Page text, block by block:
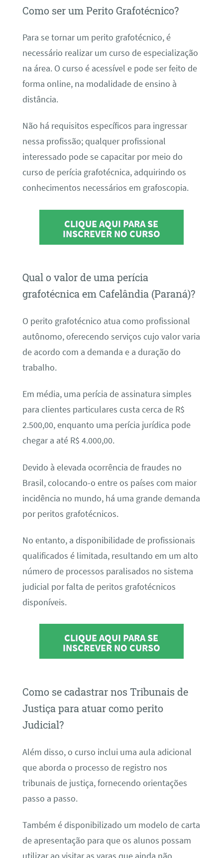
Como ser um Perito Grafotécnico?
Para se tornar um perito grafotécnico, é
necessário realizar um curso de especialização
na área. O curso é acessível e pode ser feito de
forma online, na modalidade de ensino à
distância.
Não há requisitos específicos para ingressar
nessa profissão; qualquer profissional
interessado pode se capacitar por meio do
curso de perícia grafotécnica, adquirindo os
conhecimentos necessários em grafoscopia.
CLIQUE AQUI PARA SE
INSCREVER NO CURSO
Qual o valor de uma perícia
grafotécnica em Cafelândia (Paraná)?
O perito grafotécnico atua como profissional
autônomo, oferecendo serviços cujo valor varia
de acordo com a demanda e a duração do
trabalho.
Em média, uma perícia de assinatura simples
para clientes particulares custa cerca de R$
2.500,00, enquanto uma perícia jurídica pode
chegar a até R$ 4.000,00.
Devido à elevada ocorrência de fraudes no
Brasil, colocando-o entre os países com maior
incidência no mundo, há uma grande demanda
por peritos grafotécnicos.
No entanto, a disponibilidade de profissionais
qualificados é limitada, resultando em um alto
número de processos paralisados no sistema
judicial por falta de peritos grafotécnicos
disponíveis.
CLIQUE AQUI PARA SE
INSCREVER NO CURSO
Como se cadastrar nos Tribunais de
Justiça para atuar como perito
Judicial?
Além disso, o curso inclui uma aula adicional
que aborda o processo de registro nos
tribunais de justiça, fornecendo orientações
passo a passo.
Também é disponibilizado um modelo de carta
de apresentação para que os alunos possam